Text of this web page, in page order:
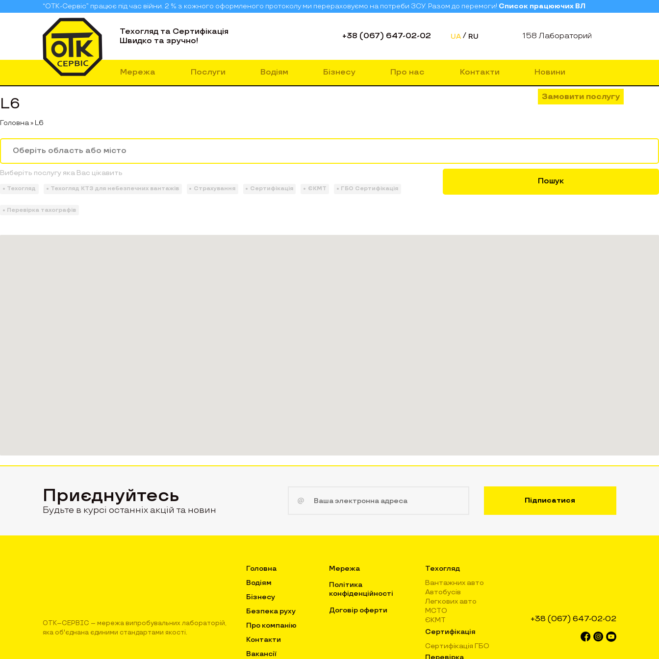
“ОТК-Сервіс” працює під час війни. 2 % з кожного оформленого протоколу ми перераховуємо на потреби ЗСУ. Разом до перемоги! Список працюючих ВЛ
Техогляд та Сертифікація
Швидко та зручно!
+38 (067) 647-02-02 UA RU 158 Лабораторий
Мережа Послуги Водіям Бізнесу Про нас Контакти Новини
Замовити послугу
L6
Головна» L6
Виберіть послугу яка Вас цікавить
Техогляд Техогляд КТЗ для небезпечних вантажів Страхування Сертифікація ЄКМТ ГБО Сертифікація
Перевірка тахографів
Пошук
Приєднуйтесь
Будьте в курсі останніх акцій та новин
ОТК–СЕРВІС – мережа випробувальних лабораторій,
яка об'єднана єдиними стандартами якості.
Головна
Водіям
Бізнесу
Безпека руху
Про компанію
Контакти
Вакансії
Мережа
Політика
конфіденційності
Договір оферти
Техогляд
Вантажних авто
Автобусів
Легкових авто
МСТО
ЄКМТ
Сертифікація
Сертифікація ГБО
Перевірка
+38 (067) 647-02-02